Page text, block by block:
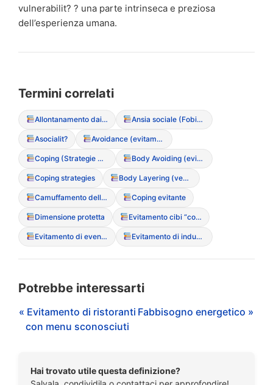
vulnerabilit? ? una parte intrinseca e preziosa
dell’esperienza umana.
Termini correlati
Allontanamento dai pasti conviviali Ansia sociale (Fobia sociale)
Asocialit? Avoidance (evitamento sistematico del cibo)
Coping (Strategie di adattamento) Body Avoiding (evitamento dello specchio o del proprio corpo)
Coping strategies Body Layering (vestirsi a strati per nascondere le forme)
Camuffamento della perdita di peso Coping evitante
Dimensione protetta Evitamento cibi “contaminati” o “grassi”
Evitamento di eventi sociali legati al cibo Evitamento di indumenti attillati
Potrebbe interessarti
« Evitamento di ristoranti
con menu sconosciuti
Fabbisogno energetico »
Hai trovato utile questa definizione?